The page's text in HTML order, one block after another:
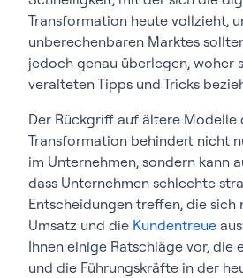
Transformation heute vollzieht,
unberechenbaren Marktes
jedoch genau überlegen, woher
veralteten Tipps und Tricks
Der Rückgriff auf ältere
Transformation behindert nicht
im Unternehmen, sondern kann
dass Unternehmen schlechte
Entscheidungen treffen, die sich
Umsatz und die Kundentreue
Ihnen einige Ratschläge vor, die
und die Führungskräfte in der